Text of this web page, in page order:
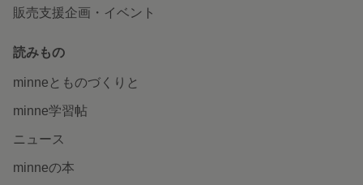
販売支援企画・イベント
読みもの
minneとものづくりと
minne学習帖
ニュース
minneの本